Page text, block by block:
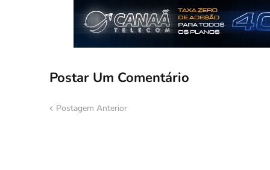
Postar Um Comentário
Postagem Anterior